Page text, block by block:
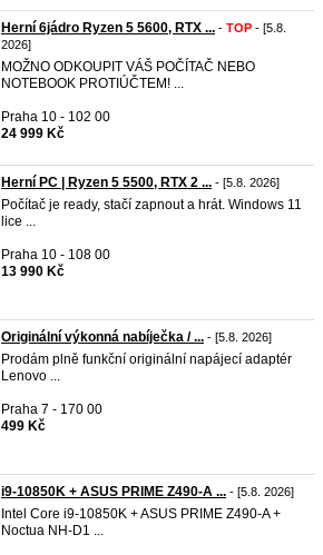
Herní 6jádro Ryzen 5 5600, RTX ... - TOP - [5.8.
2026]
MOŽNO ODKOUPIT VÁŠ POČÍTAČ NEBO
NOTEBOOK PROTIÚČTEM! ...
Praha 10 - 102 00
24 999 Kč
Herní PC | Ryzen 5 5500, RTX 2 ... - [5.8. 2026]
Počítač je ready, stačí zapnout a hrát. Windows 11
lice ...
Praha 10 - 108 00
13 990 Kč
Originální výkonná nabíječka / ... - [5.8. 2026]
Prodám plně funkční originální napájecí adaptér
Lenovo ...
Praha 7 - 170 00
499 Kč
i9-10850K + ASUS PRIME Z490-A ... - [5.8. 2026]
Intel Core i9-10850K + ASUS PRIME Z490-A +
Noctua NH-D1 ...